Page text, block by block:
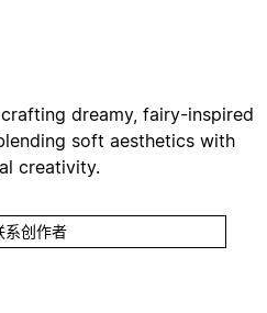
dreamy, fairy-inspired
soft aesthetics with
creativity.
系创作者